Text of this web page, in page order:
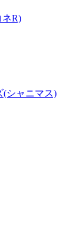
ネR)
(シャニマス)